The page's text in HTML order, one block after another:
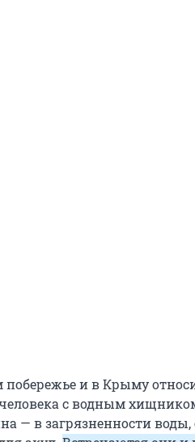
и в Крыму
с водным
— в загрязненности воды,